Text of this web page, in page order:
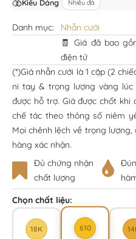
Kiểu Dáng: Nhiều đá
Danh mục:
Nhẫn cưới
🧾 Giá đã bao
điện tử
(*)Giá nhẫn cưới là 1 cặp (2
ni tay & trọng lượng vàng
được hỗ trợ. Giá được chốt khi
chế tác theo thông số niêm
Mọi chênh lệch về trọng
hàng xác nhận.
Đủ chứng nhận
chất lượng
Chọn chất liệu:
18K 610